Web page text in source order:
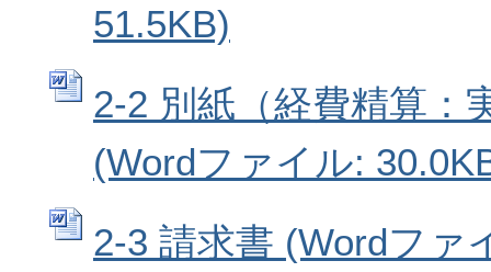
51.5KB)
2-2 別紙（経費精算：
(Wordファイル:
2-3 請求書 (Wordファ